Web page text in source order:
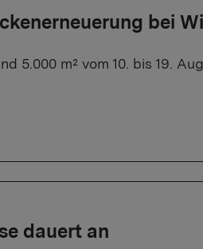
bei
5.000 m² vom 10. bis 19.
dauert an